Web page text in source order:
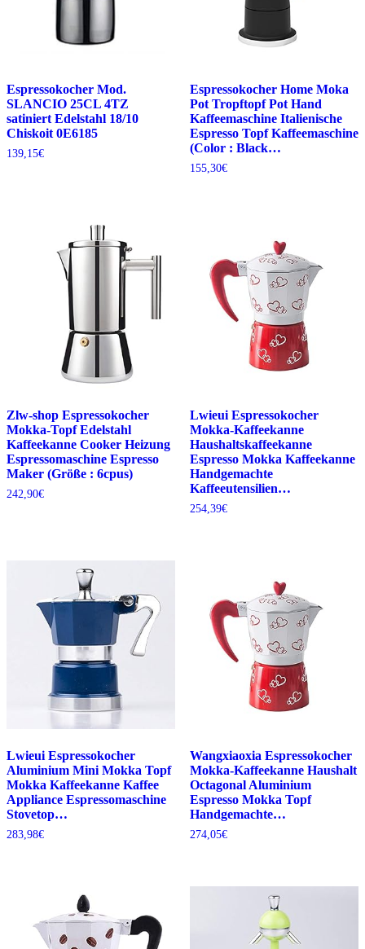
Espressokocher Mod.
SLANCIO 25CL 4TZ
satiniert Edelstahl 18/10
Chiskoit 0E6185
139,15€
Espressokocher Home Moka
Pot Tropftopf Pot Hand
Kaffeemaschine Italienische
Espresso Topf Kaffeemaschine
(Color : Black…
155,30€
Zlw-shop Espressokocher
Mokka-Topf Edelstahl
Kaffeekanne Cooker Heizung
Espressomaschine Espresso
Maker (Größe : 6cpus)
242,90€
Lwieui Espressokocher
Mokka-Kaffeekanne
Haushaltskaffeekanne
Espresso Mokka Kaffeekanne
Handgemachte
Kaffeeutensilien…
254,39€
Lwieui Espressokocher
Aluminium Mini Mokka Topf
Mokka Kaffeekanne Kaffee
Appliance Espressomaschine
Stovetop…
283,98€
Wangxiaoxia Espressokocher
Mokka-Kaffeekanne Haushalt
Octagonal Aluminium
Espresso Mokka Topf
Handgemachte…
274,05€